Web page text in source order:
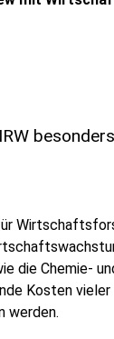
die Chemie-
Kosten
werden.